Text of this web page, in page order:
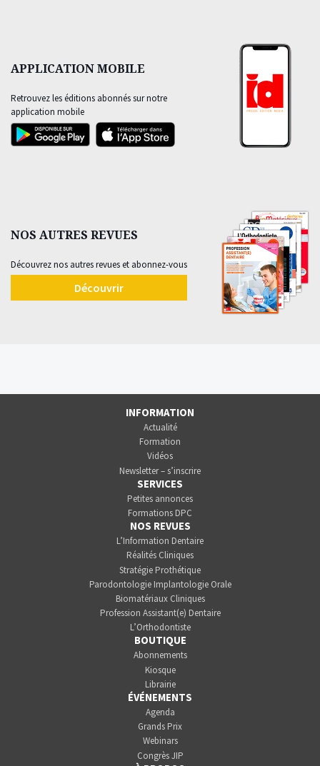
APPLICATION MOBILE
Retrouvez les éditions abonnés sur notre
application mobile
NOS AUTRES REVUES
Découvrez nos autres revues et abonnez-vous
Découvrir
INFORMATION
Actualité
Formation
Vidéos
Newsletter – s’inscrire
SERVICES
Petites annonces
Formations DPC
NOS REVUES
L’Information Dentaire
Réalités Cliniques
Stratégie Prothétique
Parodontologie Implantologie Orale
Biomatériaux Cliniques
Profession Assistant(e) Dentaire
L’Orthodontiste
BOUTIQUE
Abonnements
Kiosque
Librairie
ÉVÉNEMENTS
Agenda
Grands Prix
Webinars
Congrès JIP